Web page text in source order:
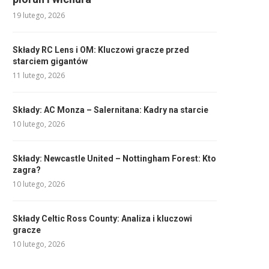
19 lutego, 2026
Składy RC Lens i OM: Kluczowi gracze przed
starciem gigantów
11 lutego, 2026
Składy: AC Monza – Salernitana: Kadry na starcie
10 lutego, 2026
Składy: Newcastle United – Nottingham Forest: Kto
zagra?
10 lutego, 2026
Składy Celtic Ross County: Analiza i kluczowi
gracze
10 lutego, 2026